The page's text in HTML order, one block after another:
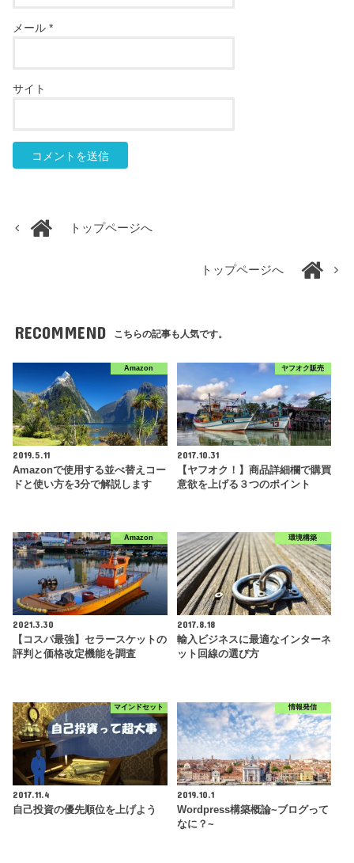
メール*
サイト
トップページへ
トップページへ
RECOMMEND こちらの記事も人気です。
Amazon
2019.5.11
Amazonで使用する並べ替えコー
ドと使い方を3分で解説します
ヤフオク販売
2017.10.31
【ヤフオク！】商品詳細欄で購買
意欲を上げる３つのポイント
Amazon
2021.3.30
【コスパ最強】セラースケットの
評判と価格改定機能を調査
環境構築
2017.8.18
輸入ビジネスに最適なインターネ
ット回線の選び方
マインドセット
2017.11.4
自己投資の優先順位を上げよう
情報発信
2019.10.1
Wordpress構築概論~ブログって
なに？~